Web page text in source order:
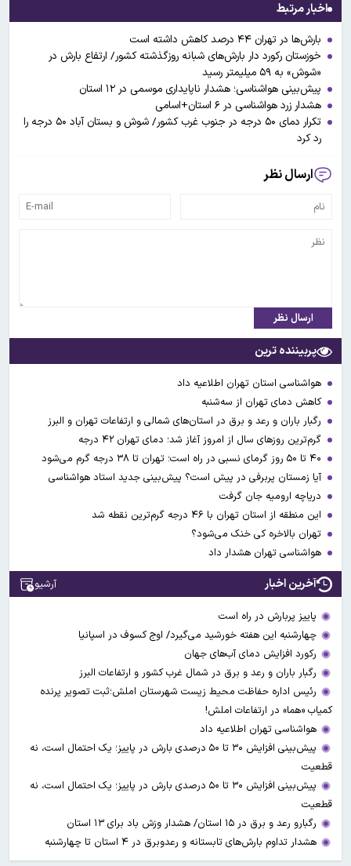
اخبار مرتبط
بارش‌ها در تهران ۴۴ درصد کاهش داشته است
خوزستان رکورد دار بارش‌های شبانه روزگذشته کشور/ ارتفاع بارش در
«شوش» به ۵۹ میلیمتر رسید
پیش‌بینی هواشناسی؛ هشدار ناپایداری موسمی در ۱۲ استان
هشدار زرد هواشناسی در ۶ استان+اسامی
تکرار دمای ۵۰ درجه در جنوب غرب کشور/ شوش و بستان آباد ۵۰ درجه را
رد کرد
ارسال نظر
ارسال نظر
پربیننده ترین
هواشناسی استان تهران اطلاعیه داد
کاهش دمای تهران از سه‌شنبه
رگبار باران و رعد و برق در استان‌های شمالی و ارتفاعات تهران و البرز
گرم‌ترین روزهای سال از امروز آغاز شد؛ دمای تهران ۴۲ درجه
آیا زمستان پربرفی در پیش است؟ پیش‌بینی جدید استاد هواشناسی
دریاچه ارومیه جان گرفت
این منطقه از استان تهران با ۴۶ درجه گرم‌ترین نقطه شد
تهران بالاخره کی خنک می‌شود؟
هواشناسی تهران هشدار داد
آخرین اخبار آرشیو
پاییز پربارش در راه است
چهارشنبه این هفته خورشید می‌گیرد/ اوج کسوف در اسپانیا
رکورد افزایش دمای آب‌های جهان
رگبار باران و رعد و برق در شمال غرب کشور و ارتفاعات البرز
رئیس اداره حفاظت محیط زیست شهرستان املش؛ثبت تصویر پرنده
کمیاب «هما» در ارتفاعات املش!
هواشناسی تهران اطلاعیه داد
پیش‌بینی افزایش ۳۰ تا ۵۰ درصدی بارش در پاییز؛ یک احتمال است، نه
قطعیت
پیش‌بینی افزایش ۳۰ تا ۵۰ درصدی بارش در پاییز؛ یک احتمال است، نه
قطعیت
رگبارو رعد و برق در ۱۵ استان/ هشدار وزش باد برای ۱۳ استان‌
هشدار تداوم بارش‌های تابستانه و رعدوبرق در ۴ استان تا چهارشنبه